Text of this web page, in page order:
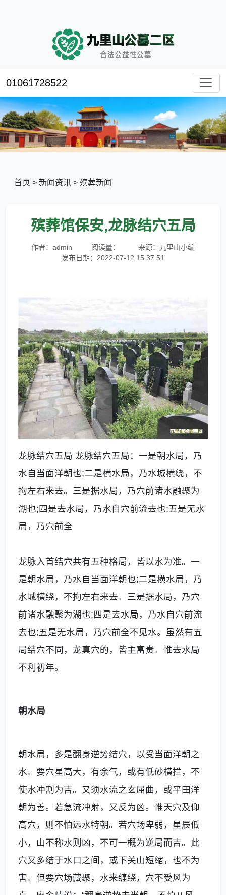
01061728522
首页 > 新闻资讯 > 殡葬新闻
殡葬馆保安,龙脉结穴五局
作者：admin 阅读量：
来源：九里山小编
发布日期：2022-07-12 15:37:51
龙脉结穴五局 龙脉结穴五局：一是朝水局，乃
水自当面洋朝也;二是横水局，乃水城横绕，不
拘左右来去。三是据水局，乃穴前诸水融聚为
湖也;四是去水局，乃水自穴前流去也;五是无水
局，乃穴前全
龙脉入首结穴共有五种格局，皆以水为准。一
是朝水局，乃水自当面洋朝也;二是横水局，乃
水城横绕，不拘左右来去。三是据水局，乃穴
前诸水融聚为湖也;四是去水局，乃水自穴前流
去也;五是无水局，乃穴前全不见水。虽然有五
局结穴不同，龙真穴的，皆主富贵。惟去水局
不利初年。
朝水局
朝水局，多是翻身逆势结穴，以受当面洋朝之
水。要穴星高大，有余气，或有低砂横拦，不
使水冲割为吉。又须水流之玄屈曲，或平田洋
朝为善。若急流冲射，又反为凶。惟天穴及仰
高穴，则不怕远水特朝。若穴场卑弱，星辰低
小，山不称水则凶，不可一概为逆局而吉。此
穴又多结于水口之间，或下关山短缩，也不为
害。但要穴场藏聚，水来缠绕，穴不受风为